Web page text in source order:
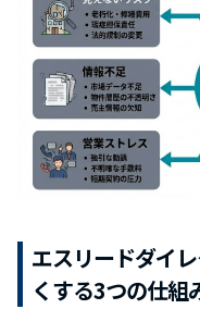
エスリードダイ
くする3つの仕組